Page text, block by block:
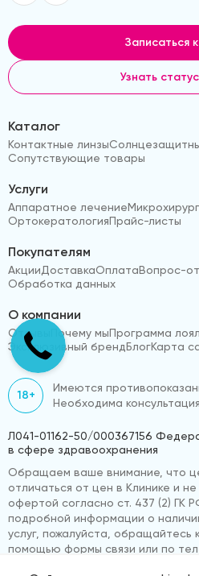
Записаться
Узнать
Каталог
Контактные линзы
Сопутствующие товары
Услуги
Аппаратное лечение
ОртокератологияПрайс-листы
Покупателям
АкцииДоставкаОплатаВопрос-
Обработка данных
О компании
Отзывы Почему мыПрограмма
Эксклюзивный брендБлогКарта
18+
Имеются
Необходима
Л041-01162-50/000367156
в сфере здравоохранения
Обращаем ваше внимание, что
отличаться от цен в Клинике и
офертой согласно ст. 437 (2) ГК
подробной информации о
услуг, пожалуйста, обращайтесь
помощью формы связи или по